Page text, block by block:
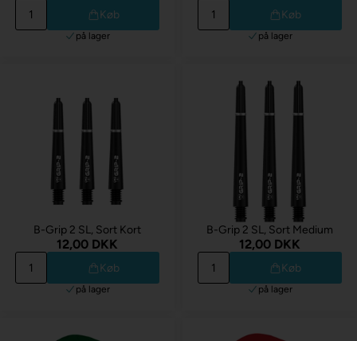
Køb
på lager
Køb
på lager
B-Grip 2 SL, Sort Kort
12,00 DKK
Køb
på lager
B-Grip 2 SL, Sort Medium
12,00 DKK
Køb
på lager